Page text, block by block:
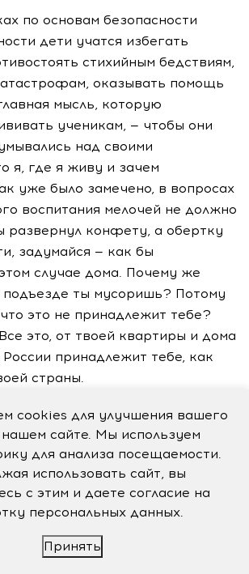
по основам безопасности
дети учатся избегать
стихийным бедствиям,
оказывать помощь
мысль, которую
ученикам, — чтобы они
над своими
я, где я живу и зачем
уже было замечено, в вопросах
воспитания мелочей не должно
развернул конфету, а обертку
задумайся — как бы
случае дома. Почему же
подъезде ты мусоришь? Потому
это не принадлежит тебе?
это, от твоей квартиры и дома
принадлежит тебе, как
страны.
и надо начинать воспитывать
И здесь важнейшую роль
традиции. Чему научится
родителей, таким он и будет
cookies для улучшения вашего
сайте. Мы используем
для анализа посещаемости.
использовать сайт, вы
с этим и даете согласие на
персональных данных.
Принять